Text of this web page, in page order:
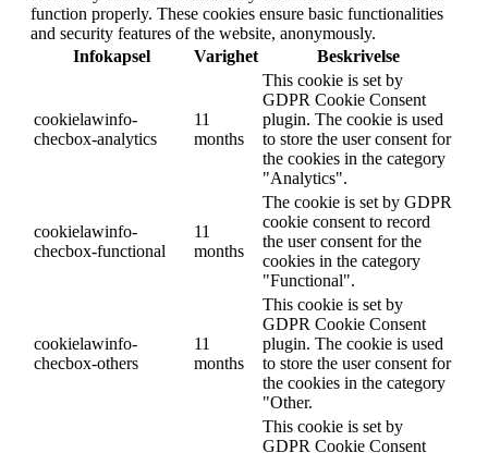
function properly. These cookies ensure basic functionalities
and security features of the website, anonymously.
Infokapsel
Varighet Beskrivelse
cookielawinfo-
checbox-analytics
11
months
This cookie is set by
GDPR Cookie Consent
plugin. The cookie is used
to store the user consent for
the cookies in the category
"Analytics".
cookielawinfo-
checbox-functional
11
months
The cookie is set by GDPR
cookie consent to record
the user consent for the
cookies in the category
"Functional".
cookielawinfo-
checbox-others
11
months
This cookie is set by
GDPR Cookie Consent
plugin. The cookie is used
to store the user consent for
the cookies in the category
"Other.
This cookie is set by
GDPR Cookie Consent